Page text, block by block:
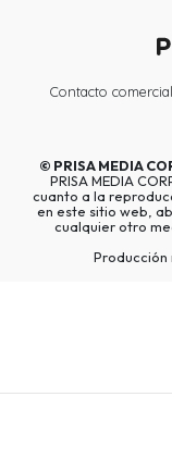
Contacto comercial
© PRISA MEDIA
PRISA MEDIA
cuanto a la
en este sitio web,
cualquier otro
Producción